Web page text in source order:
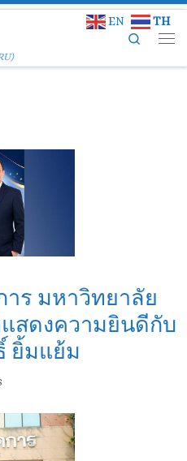
Search
ร มหาวิทยาลัย
สดงความยินดีกับ
ยิ้มแย้ม
EN TH